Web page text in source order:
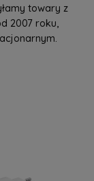
towary z
2007 roku,